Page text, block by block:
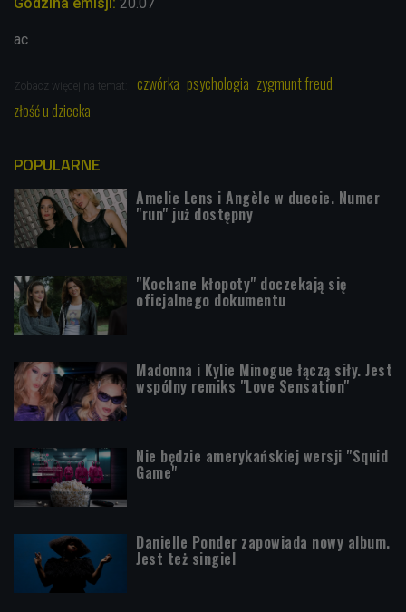
ac
Zobacz więcej na temat: czwórka psychologia zygmunt freud
złość u dziecka
POPULARNE
Amelie Lens i Angèle w duecie. Numer
"run" już dostępny
"Kochane kłopoty" doczekają się
oficjalnego dokumentu
Madonna i Kylie Minogue łączą siły. Jest
wspólny remiks "Love Sensation"
Nie będzie amerykańskiej wersji "Squid
Game"
Danielle Ponder zapowiada nowy album.
Jest też singiel